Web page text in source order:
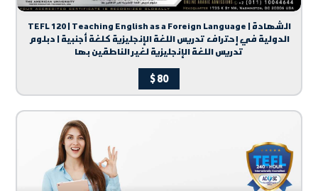
TEFL 120 | Teaching English as a Foreign Language | الشهادة
الدولية في إحتراف تدريس اللغة الإنجليزية كلغة أجنبية | دبلوم
تدريس اللغة الإنجليزية لغير الناطقين بها
$80